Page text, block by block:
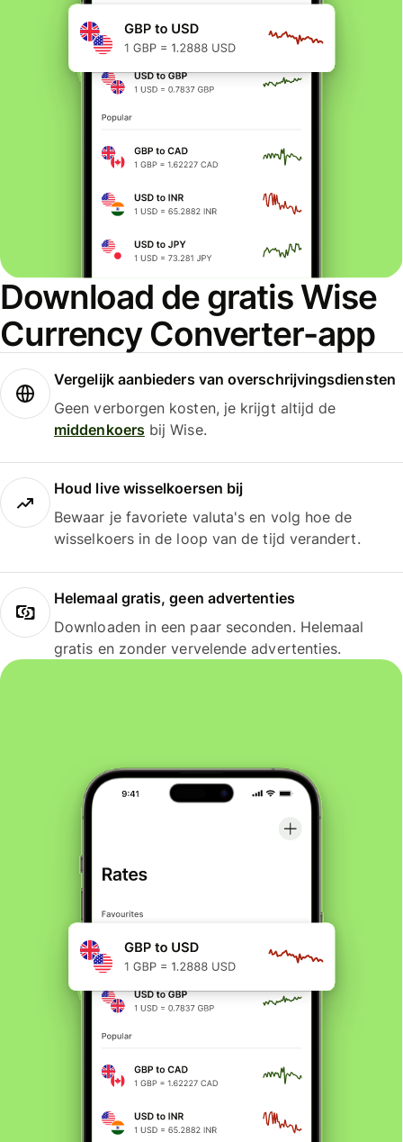
Download de gratis Wise
Currency Converter-app
Vergelijk aanbieders van overschrijvingsdiensten
Geen verborgen kosten, je krijgt altijd de
middenkoersbij Wise.
Houd live wisselkoersen bij
Bewaar je favoriete valuta's en volg hoe de
wisselkoers in de loop van de tijd verandert.
Helemaal gratis, geen advertenties
Downloaden in een paar seconden. Helemaal
gratis en zonder vervelende advertenties.